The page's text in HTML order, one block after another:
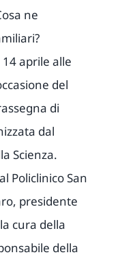
ne
aprile alle
del
di
dal
Scienza.
Policlinico San
presidente
cura della
della